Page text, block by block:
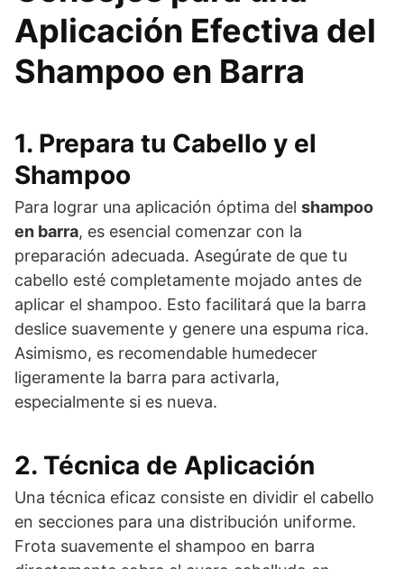
Aplicación Efectiva del
Shampoo en Barra
1. Prepara tu Cabello y el
Shampoo
Para lograr una aplicación óptima del shampoo
en barra, es esencial comenzar con la
preparación adecuada. Asegúrate de que tu
cabello esté completamente mojado antes de
aplicar el shampoo. Esto facilitará que la barra
deslice suavemente y genere una espuma rica.
Asimismo, es recomendable humedecer
ligeramente la barra para activarla,
especialmente si es nueva.
2. Técnica de Aplicación
Una técnica eficaz consiste en dividir el cabello
en secciones para una distribución uniforme.
Frota suavemente el shampoo en barra